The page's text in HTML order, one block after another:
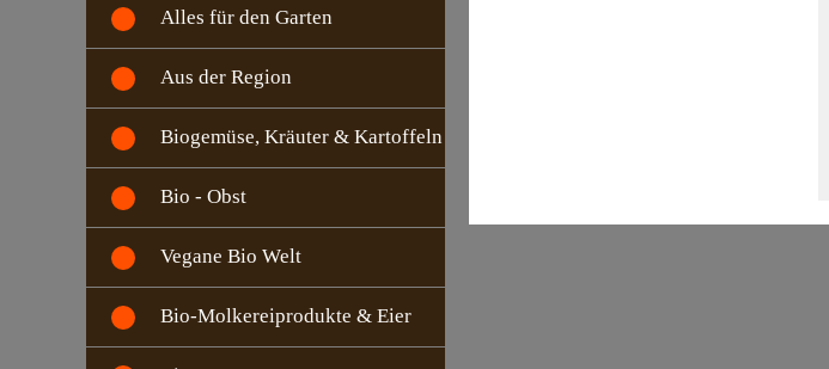
Alles für den Garten
Aus der Region
Biogemüse, Kräuter & Kartoffeln
Bio - Obst
Vegane Bio Welt
Bio-Molkereiprodukte & Eier